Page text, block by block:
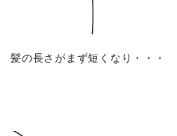
髪の長さがまず短くなり・・・